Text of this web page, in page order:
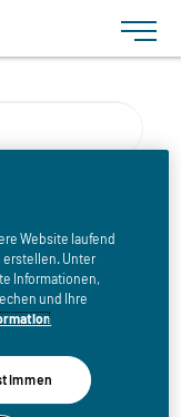
Toggle
Website laufend
erstellen. Unter
Informationen,
und Ihre